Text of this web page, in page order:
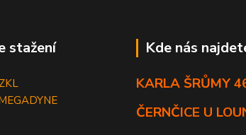
stažení Kde nás
KARLA ŠRŮMY
ČERNČICE U